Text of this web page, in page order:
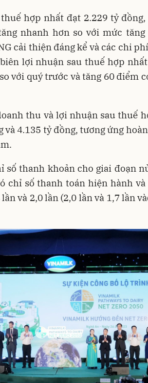
hợp nhất đạt 2.229 tỷ đồng,
nhanh hơn so với mức tăng
cải thiện đáng kể và các chi
lợi nhuận sau thuế hợp
với quý trước và tăng 60 điểm
thu và lợi nhuận sau thuế
và 4.135 tỷ đồng, tương ứng
số thanh khoản cho giai đoạn
chỉ số thanh toán hiện hành
và 2,0 lần (2,0 lần và 1,7 lần